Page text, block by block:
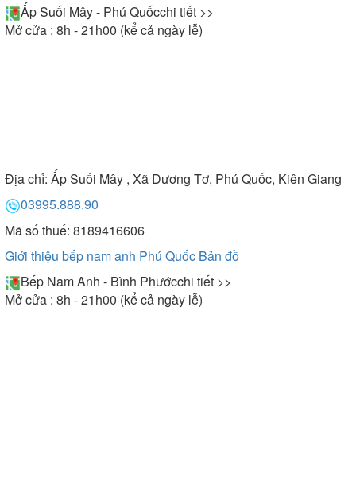
Ấp Suối Mây - Phú Quốcchi tiết >>
Mở cửa : 8h - 21h00 (kể cả ngày lễ)
Địa chỉ: Ấp Suối Mây , Xã Dương Tơ, Phú Quốc, Kiên Giang
03995.888.90
Mã số thuế: 8189416606
Giới thiệu bếp nam anh Phú Quốc Bản đồ
Bếp Nam Anh - Bình Phướcchi tiết >>
Mở cửa : 8h - 21h00 (kể cả ngày lễ)